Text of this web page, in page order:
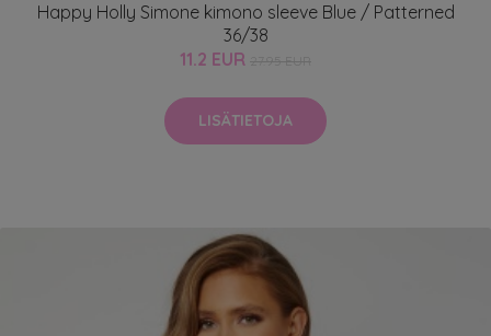
Happy Holly Simone kimono sleeve Blue / Patterned
36/38
11.2 EUR
LISÄTIETOJA